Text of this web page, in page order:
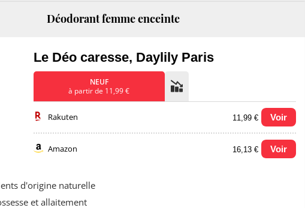
Déodorant femme enceinte
Le Déo caresse, Daylily Paris
NEUF
à partir de 11,99 €
Rakuten 11,99 € Voir
Amazon 16,13 € Voir
Evolution du prix le plus bas (neuf):
18
d'origine naturelle
et allaitement